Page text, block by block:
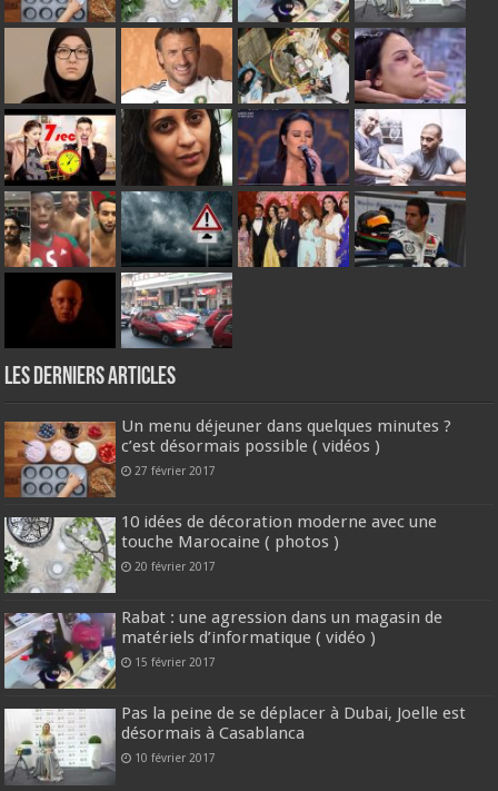
Les derniers articles
Un menu déjeuner dans quelques minutes ?
c’est désormais possible ( vidéos )
27 février 2017
10 idées de décoration moderne avec une
touche Marocaine ( photos )
20 février 2017
Rabat : une agression dans un magasin de
matériels d’informatique ( vidéo )
15 février 2017
Pas la peine de se déplacer à Dubai, Joelle est
désormais à Casablanca
10 février 2017